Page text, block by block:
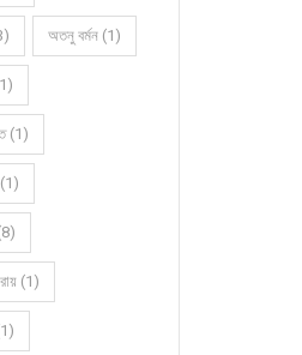
অতনু বর্মন (1)
(1)
(1)